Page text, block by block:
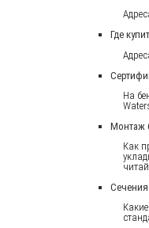
Где
На
Монтаж
Как